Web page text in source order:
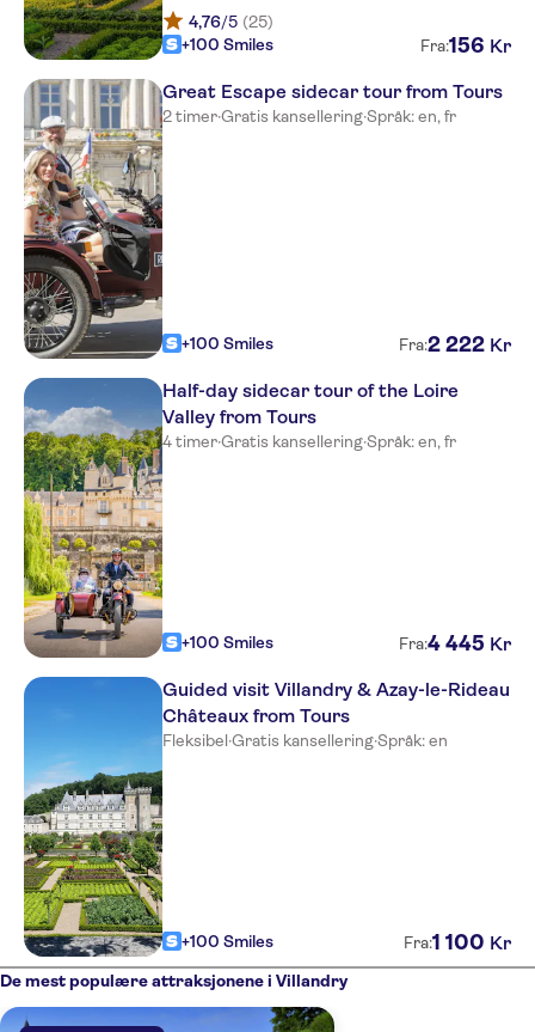
4,76/5 (25)
+100 Smiles
Fra:156 Kr
Great Escape sidecar tour from Tours
2 timer·Gratis kansellering·Språk: en, fr
+100 Smiles Fra:2 222 Kr
Half-day sidecar tour of the Loire
Valley from Tours
4 timer·Gratis kansellering·Språk: en, fr
+100 Smiles Fra:4 445 Kr
Guided visit Villandry & Azay-le-Rideau
Châteaux from Tours
Fleksibel·Gratis kansellering·Språk: en
+100 Smiles Fra:1 100 Kr
De mest populære attraksjonene i Villandry